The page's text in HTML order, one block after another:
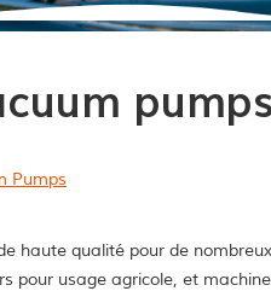
Pumps
haute qualité pour de
pour usage agricole, et